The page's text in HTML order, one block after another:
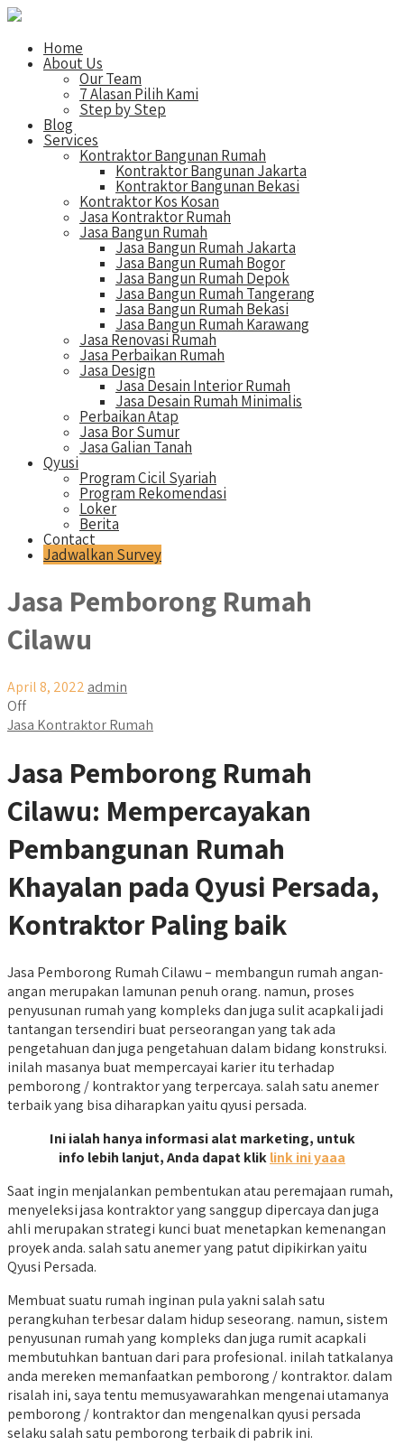
Home
About Us
Our Team
7 Alasan Pilih Kami
Step by Step
Blog
Services
Kontraktor Bangunan Rumah
Kontraktor Bangunan Jakarta
Kontraktor Bangunan Bekasi
Kontraktor Kos Kosan
Jasa Kontraktor Rumah
Jasa Bangun Rumah
Jasa Bangun Rumah Jakarta
Jasa Bangun Rumah Bogor
Jasa Bangun Rumah Depok
Jasa Bangun Rumah Tangerang
Jasa Bangun Rumah Bekasi
Jasa Bangun Rumah Karawang
Jasa Renovasi Rumah
Jasa Perbaikan Rumah
Jasa Design
Jasa Desain Interior Rumah
Jasa Desain Rumah Minimalis
Perbaikan Atap
Jasa Bor Sumur
Jasa Galian Tanah
Qyusi
Program Cicil Syariah
Program Rekomendasi
Loker
Berita
Contact
Jadwalkan Survey
Jasa Pemborong Rumah
Cilawu
April 8, 2022 admin
Off
Jasa Kontraktor Rumah
Jasa Pemborong Rumah
Cilawu: Mempercayakan
Pembangunan Rumah
Khayalan pada Qyusi Persada,
Kontraktor Paling baik
Jasa Pemborong Rumah Cilawu – membangun rumah angan-
angan merupakan lamunan penuh orang. namun, proses
penyusunan rumah yang kompleks dan juga sulit acapkali jadi
tantangan tersendiri buat perseorangan yang tak ada
pengetahuan dan juga pengetahuan dalam bidang konstruksi.
inilah masanya buat mempercayai karier itu terhadap
pemborong / kontraktor yang terpercaya. salah satu anemer
terbaik yang bisa diharapkan yaitu qyusi persada.
Ini ialah hanya informasi alat marketing, untuk
info lebih lanjut, Anda dapat kliklink ini yaaa
Saat ingin menjalankan pembentukan atau peremajaan rumah,
menyeleksi jasa kontraktor yang sanggup dipercaya dan juga
ahli merupakan strategi kunci buat menetapkan kemenangan
proyek anda. salah satu anemer yang patut dipikirkan yaitu
Qyusi Persada.
Membuat suatu rumah inginan pula yakni salah satu
perangkuhan terbesar dalam hidup seseorang. namun, sistem
penyusunan rumah yang kompleks dan juga rumit acapkali
membutuhkan bantuan dari para profesional. inilah tatkalanya
anda mereken memanfaatkan pemborong / kontraktor. dalam
risalah ini, saya tentu memusyawarahkan mengenai utamanya
pemborong / kontraktor dan mengenalkan qyusi persada
selaku salah satu pemborong terbaik di pabrik ini.